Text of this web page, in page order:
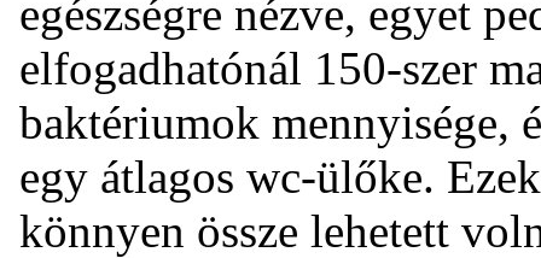
egészségre nézve, egyet
elfogadhatónál 150-szer
baktériumok mennyisége,
egy átlagos wc-ülőke.
könnyen össze lehetett